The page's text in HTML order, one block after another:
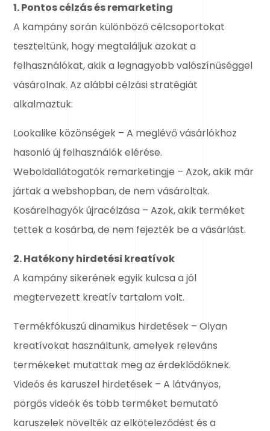
1. Pontos célzás és remarketing
A kampány során különböző célcsoportokat
teszteltünk, hogy megtaláljuk azokat a
felhasználókat, akik a legnagyobb valószínűséggel
vásárolnak. Az alábbi célzási stratégiát
alkalmaztuk:
Lookalike közönségek – A meglévő vásárlókhoz
hasonló új felhasználók elérése.
Weboldallátogatók remarketingje – Azok, akik már
jártak a webshopban, de nem vásároltak.
Kosárelhagyók újracélzása – Azok, akik terméket
tettek a kosárba, de nem fejezték be a vásárlást.
2. Hatékony hirdetési kreatívok
A kampány sikerének egyik kulcsa a jól
megtervezett kreatív tartalom volt.
Termékfókuszú dinamikus hirdetések – Olyan
kreatívokat használtunk, amelyek releváns
termékeket mutattak meg az érdeklődőknek.
Videós és karuszel hirdetések – A látványos,
pörgős videók és több terméket bemutató
karuszelek növelték az elköteleződést és a